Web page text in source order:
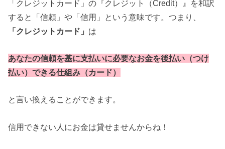
「クレジットカード」の『クレジット（Credit）』を和訳
すると「信頼」や「信用」という意味です。つまり、
「クレジットカード」 は
あなたの信頼を基に支払いに必要なお金を後払い（つけ
払い）できる仕組み（カード）
と言い換えることができます。
信用できない人にお金は貸せませんからね！